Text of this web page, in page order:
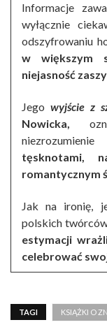
Informacje
wyłącznie
odszyfrowaniu
w większym
niejasność
Jego wyjście z
Nowicka,
tęsknotami,
romantycznym
Jak na ironię,
polskich
estymacji
celebrować
TAGI KSIĄŻKI O